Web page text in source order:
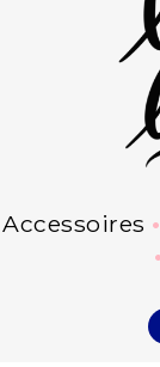
Accessoires